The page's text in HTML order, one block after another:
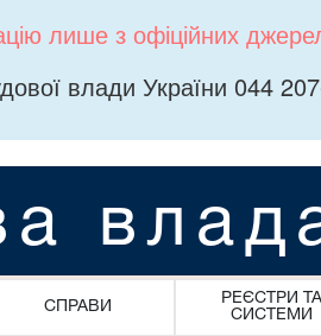
лише з офіційних
влади України 044
СПРАВИ
РЕЄСТРИ ТА
СИСТЕМИ